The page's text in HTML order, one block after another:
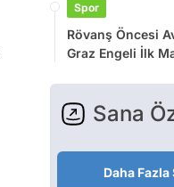
Spor
Rövanş Öncesi
Graz Engeli İlk
Sana
Daha